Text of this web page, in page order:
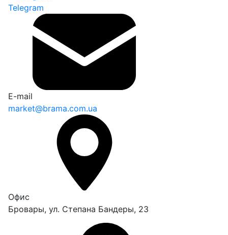
Telegram
E-mail
market@brama.com.ua
Офис
Бровары, ул. Степана Бандеры, 23